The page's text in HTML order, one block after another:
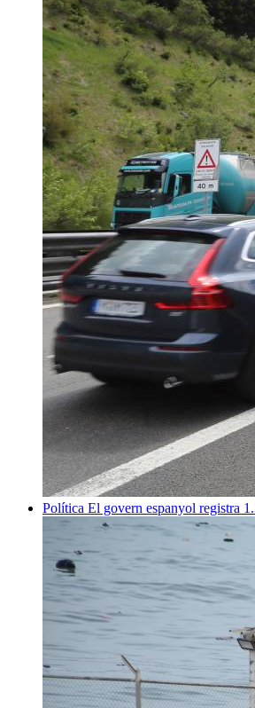
Política El govern espanyol registra